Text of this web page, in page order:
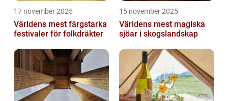
17 november 2025
Världens mest färgstarka
festivaler för folkdräkter
15 november 2025
Världens mest magiska
sjöar i skogslandskap